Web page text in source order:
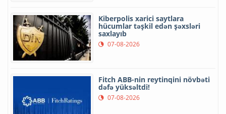
Kiberpolis xarici saytlara
hücumlar təşkil edən şəxsləri
saxlayıb
07-08-2026
Fitch ABB-nin reytinqini növbəti
dəfə yüksəltdi!
07-08-2026